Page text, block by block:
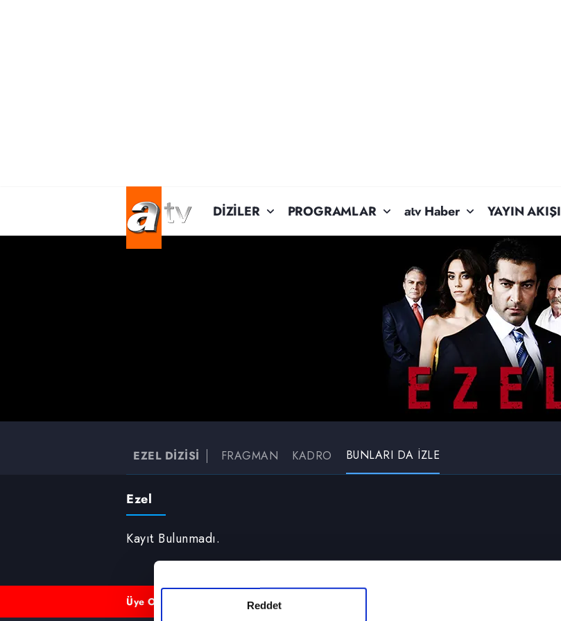
Reddet
DİZİLER PROGRAMLAR atv Haber YAYIN AKIŞI
EZEL DİZİSİ FRAGMAN KADRO BUNLARI DA İZLE
Ezel
Kayıt Bulunmadı.
Üye Ol